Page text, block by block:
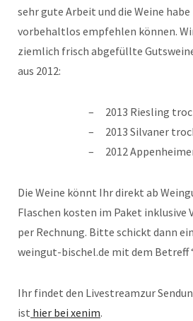
sehr gute Arbeit und die Weine
vorbehaltlos empfehlen können.
ziemlich frisch abgefüllte
aus 2012:
2013 Riesling
2013 Silvaner
2012
Die Weine könnt Ihr direkt ab
Flaschen kosten im Paket inklusive
per Rechnung. Bitte schickt dann
weingut-bischel.de mit dem Betreff
Ihr findet den Livestreamzur
ist hier bei xenim.